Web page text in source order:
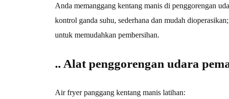
Anda memanggang kentang manis di penggorengan
kontrol ganda suhu, sederhana dan mudah
untuk memudahkan pembersihan.
.. Alat penggorengan udara
Air fryer panggang kentang manis latihan: